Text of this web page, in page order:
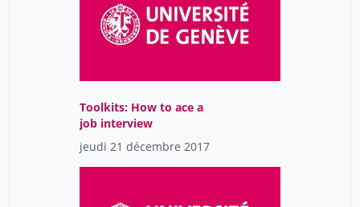
Toolkits: How to ace a
job interview
jeudi 21 décembre 2017